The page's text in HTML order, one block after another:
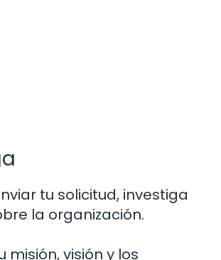
tu solicitud, investiga
la organización.
misión, visión y los